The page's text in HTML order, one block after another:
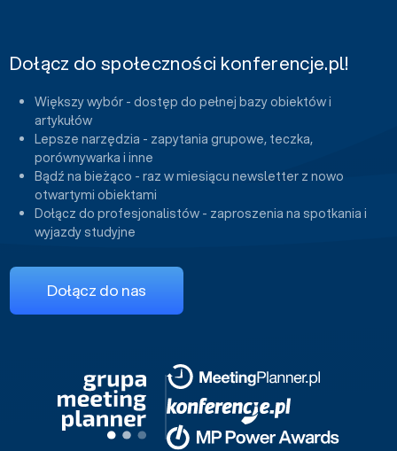
Dołącz do społeczności konferencje.pl!
Większy wybór - dostęp do pełnej bazy obiektów i
artykułów
Lepsze narzędzia - zapytania grupowe, teczka,
porównywarka i inne
Bądź na bieżąco - raz w miesiącu newsletter z nowo
otwartymi obiektami
Dołącz do profesjonalistów - zaproszenia na spotkania i
wyjazdy studyjne
Dołącz do nas